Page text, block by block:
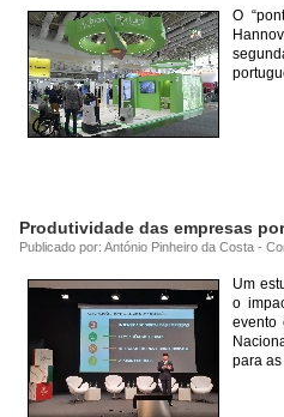
O
Produtividade das empresas
Publicado por: António Pinheiro da Costa -
Um
o
evento
para